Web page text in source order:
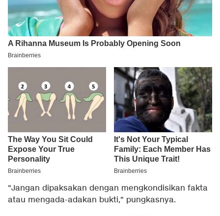
"Jangan dipaksakan dengan mengkondisikan fakta
atau mengada-adakan bukti," pungkasnya.